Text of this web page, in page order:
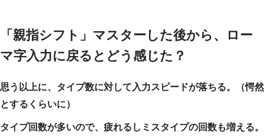
「親指シフト」マスターした後から、ロー
マ字入力に戻るとどう感じた？
思う以上に、タイプ数に対して入力スピードが落ちる。（愕然
とするくらいに）
タイプ回数が多いので、疲れるしミスタイプの回数も増える。